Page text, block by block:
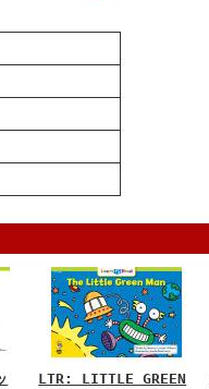
LTR: LITTLE GREEN